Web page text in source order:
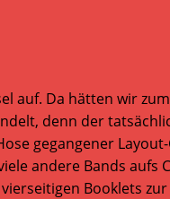
auf. Da hätten wir
denn der
gegangener
andere Bands
Booklets